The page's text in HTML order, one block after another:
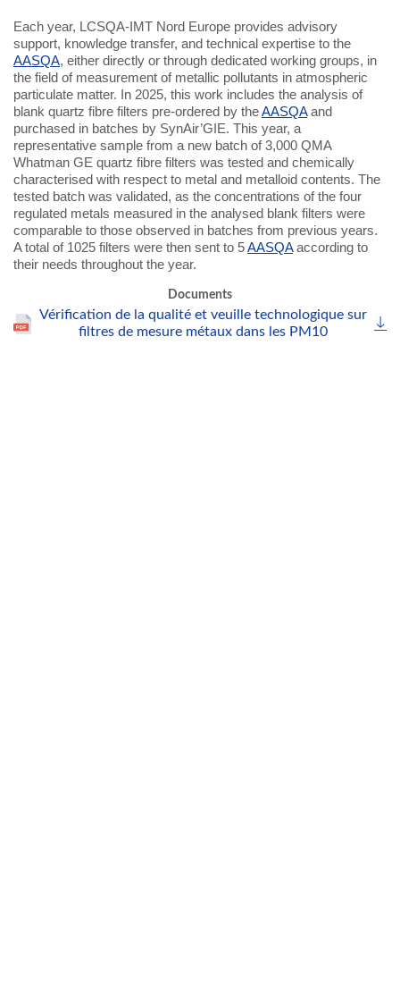
Each year, LCSQA-IMT Nord Europe provides advisory
support, knowledge transfer, and technical expertise to the
AASQA, either directly or through dedicated working groups, in
the field of measurement of metallic pollutants in atmospheric
particulate matter. In 2025, this work includes the analysis of
blank quartz fibre filters pre-ordered by theAASQAand
purchased in batches by SynAir’GIE. This year, a
representative sample from a new batch of 3,000 QMA
Whatman GE quartz fibre filters was tested and chemically
characterised with respect to metal and metalloid contents. The
tested batch was validated, as the concentrations of the four
regulated metals measured in the analysed blank filters were
comparable to those observed in batches from previous years.
A total of 1025 filters were then sent to 5AASQAaccording to
their needs throughout the year.
Documents
Vérification de la qualité et veuille technologique sur
filtres de mesure métaux dans les PM10